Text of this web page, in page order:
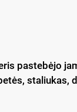
pastebėjo
staliukas,